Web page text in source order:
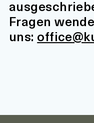
Fragen
uns: